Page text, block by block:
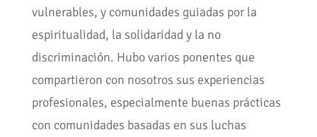
vulnerables, y comunidades guiadas por la
espiritualidad, la solidaridad y la no
discriminación. Hubo varios ponentes que
compartieron con nosotros sus experiencias
profesionales, especialmente buenas prácticas
con comunidades basadas en sus luchas